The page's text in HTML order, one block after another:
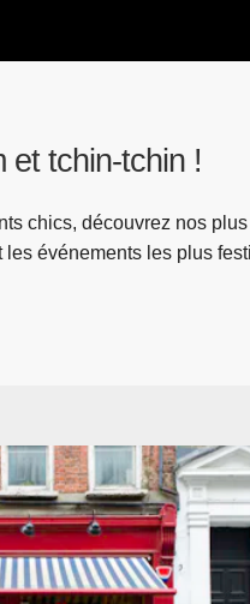
et tchin-tchin !
chics, découvrez nos
événements les plus